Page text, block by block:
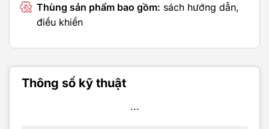
Thùng sản phẩm bao gồm: sách hướng dẫn,
điều khiển
Thông số kỹ thuật
...